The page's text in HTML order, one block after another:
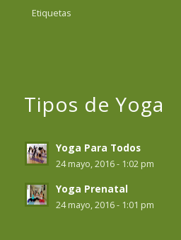
Etiquetas
Tipos de Yoga
Yoga Para Todos
24 mayo, 2016 - 1:02 pm
Yoga Prenatal
24 mayo, 2016 - 1:01 pm